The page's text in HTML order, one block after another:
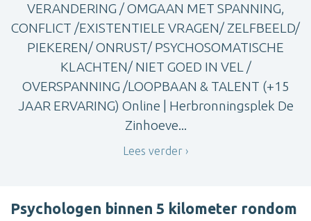
VERANDERING / OMGAAN MET SPANNING,
CONFLICT /EXISTENTIELE VRAGEN/ ZELFBEELD/
PIEKEREN/ ONRUST/ PSYCHOSOMATISCHE
KLACHTEN/ NIET GOED IN VEL /
OVERSPANNING /LOOPBAAN & TALENT (+15
JAAR ERVARING) Online | Herbronningsplek De
Zinhoeve...
Lees verder
Psychologen binnen 5 kilometer rondom